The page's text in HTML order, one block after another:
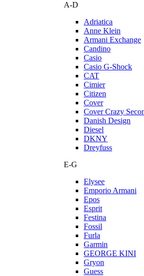
A-D
Adriatica
Anne Klein
Armani Exchange
Candino
Casio
Casio G-Shock
CAT
Cimier
Citizen
Cover
Cover Crazy
Danish Design
Diesel
DKNY
Dreyfuss
E-G
Elysee
Emporio Armani
Epos
Esprit
Festina
Fossil
Furla
Garmin
GEORGE KINI
Gryon
Guess